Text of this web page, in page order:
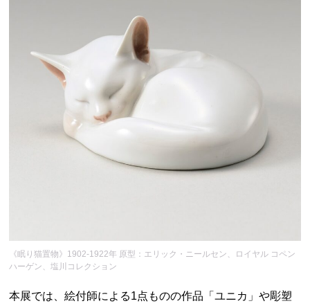
《眠り猫置物》1902-1922年 原型：エリック・ニールセン、ロイヤル コペン
ハーゲン、塩川コレクション
本展では、絵付師による1点ものの作品「ユニカ」や彫塑